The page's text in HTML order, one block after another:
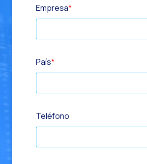
Empresa*
País*
Teléfono